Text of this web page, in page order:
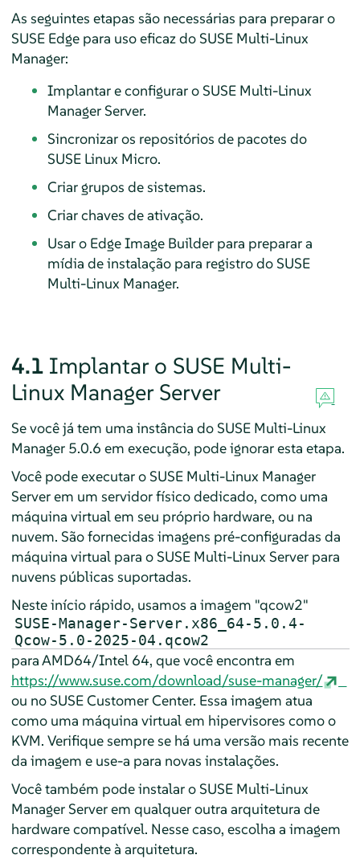
As seguintes etapas são necessárias para preparar o
SUSE Edge para uso eficaz do SUSE Multi-Linux
Manager:
Implantar e configurar o SUSE Multi-Linux
Manager Server.
Sincronizar os repositórios de pacotes do
SUSE Linux Micro.
Criar grupos de sistemas.
Criar chaves de ativação.
Usar o Edge Image Builder para preparar a
mídia de instalação para registro do SUSE
Multi-Linux Manager.
4.1 Implantar o SUSE Multi-
Linux Manager Server
Se você já tem uma instância do SUSE Multi-Linux
Manager 5.0.6 em execução, pode ignorar esta etapa.
Você pode executar o SUSE Multi-Linux Manager
Server em um servidor físico dedicado, como uma
máquina virtual em seu próprio hardware, ou na
nuvem. São fornecidas imagens pré-configuradas da
máquina virtual para o SUSE Multi-Linux Server para
nuvens públicas suportadas.
Neste início rápido, usamos a imagem "qcow2"
SUSE-Manager-Server.x86_64-5.0.4-
Qcow-5.0-2025-04.qcow2
para AMD64/Intel 64, que você encontra em
https://www.suse.com/download/suse-manager/
ou no SUSE Customer Center. Essa imagem atua
como uma máquina virtual em hipervisores como o
KVM. Verifique sempre se há uma versão mais recente
da imagem e use-a para novas instalações.
Você também pode instalar o SUSE Multi-Linux
Manager Server em qualquer outra arquitetura de
hardware compatível. Nesse caso, escolha a imagem
correspondente à arquitetura.